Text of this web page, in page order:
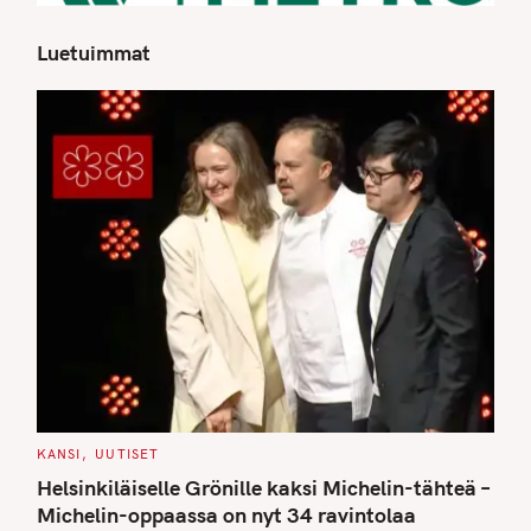
Luetuimmat
C
T
E
G
O
KANSI UUTISET
Helsinkiläiselle Grönille kaksi Michelin-tähteä –
Michelin-oppaassa on nyt 34 ravintolaa
S
e
a